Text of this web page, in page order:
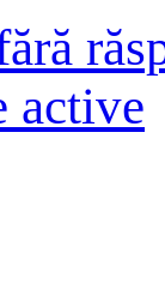
active